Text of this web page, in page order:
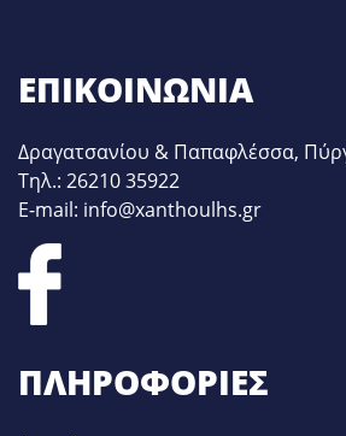
ΕΠΙΚΟΙΝΩΝΊΑ
Δραγατσανίου & Παπαφλέσσα,
Τηλ.: 26210 35922
E-mail: info@xanthoulhs.gr
ΠΛΗΡΟΦΟΡΊΕΣ